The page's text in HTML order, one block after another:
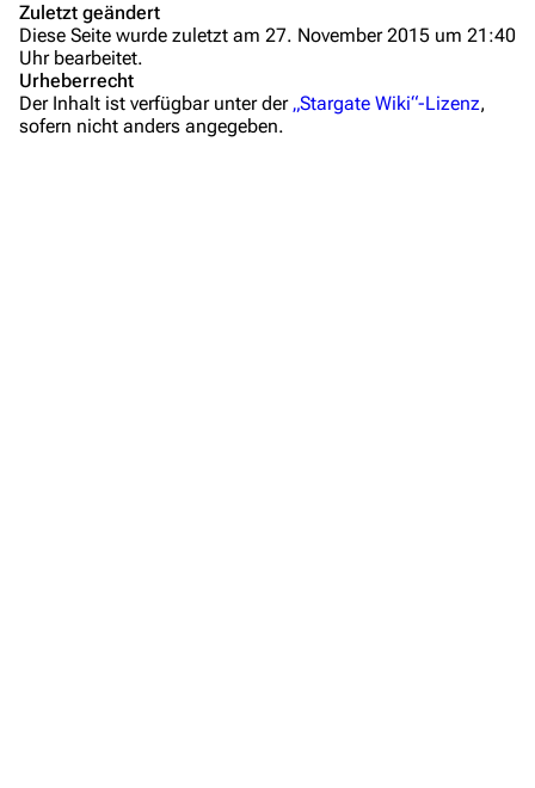
Kommerzielles
Hilfe
Zuletzt geändert
Diese Seite wurde zuletzt am 27. November 2015 um 21:40
Uhr bearbeitet.
Urheberrecht
Der Inhalt ist verfügbar unter der „Stargate Wiki“-Lizenz,
sofern nicht anders angegeben.